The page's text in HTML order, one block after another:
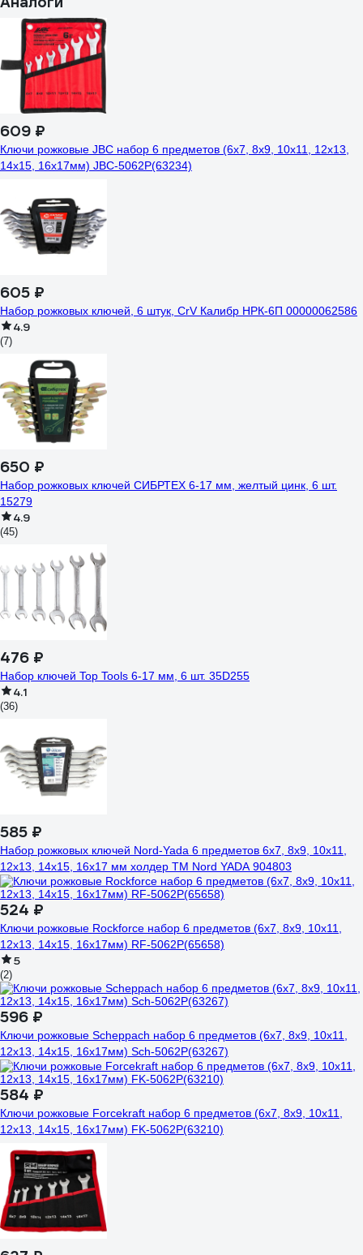
609 ₽
Ключи рожковые JBC набор 6 предметов (6х7, 8х9, 10х11, 12х13,
14х15, 16х17мм) JBC-5062P(63234)
605 ₽
Набор рожковых ключей, 6 штук, CrV Калибр НРК-6П 00000062586
4.9
(7)
650 ₽
Набор рожковых ключей СИБРТЕХ 6-17 мм, желтый цинк, 6 шт.
15279
4.9
(45)
476 ₽
Набор ключей Top Tools 6-17 мм, 6 шт. 35D255
4.1
(36)
585 ₽
Набор рожковых ключей Nord-Yada 6 предметов 6x7, 8x9, 10x11,
12x13, 14x15, 16x17 мм холдер TM Nord YADA 904803
524 ₽
Ключи рожковые Rockforce набор 6 предметов (6х7, 8х9, 10х11,
12х13, 14х15, 16х17мм) RF-5062P(65658)
5
(2)
596 ₽
Ключи рожковые Scheppach набор 6 предметов (6х7, 8х9, 10х11,
12х13, 14х15, 16х17мм) Sch-5062P(63267)
584 ₽
Ключи рожковые Forcekraft набор 6 предметов (6х7, 8х9, 10х11,
12х13, 14х15, 16х17мм) FK-5062P(63210)